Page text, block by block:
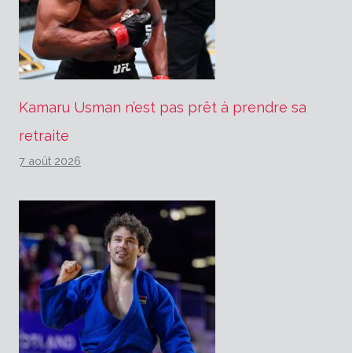
Kamaru Usman n’est pas prêt à prendre sa
retraite
7 août 2026